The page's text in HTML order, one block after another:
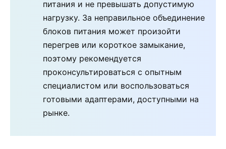
питания и не превышать допустимую
нагрузку. За неправильное объединение
блоков питания может произойти
перегрев или короткое замыкание,
поэтому рекомендуется
проконсультироваться с опытным
специалистом или воспользоваться
готовыми адаптерами, доступными на
рынке.